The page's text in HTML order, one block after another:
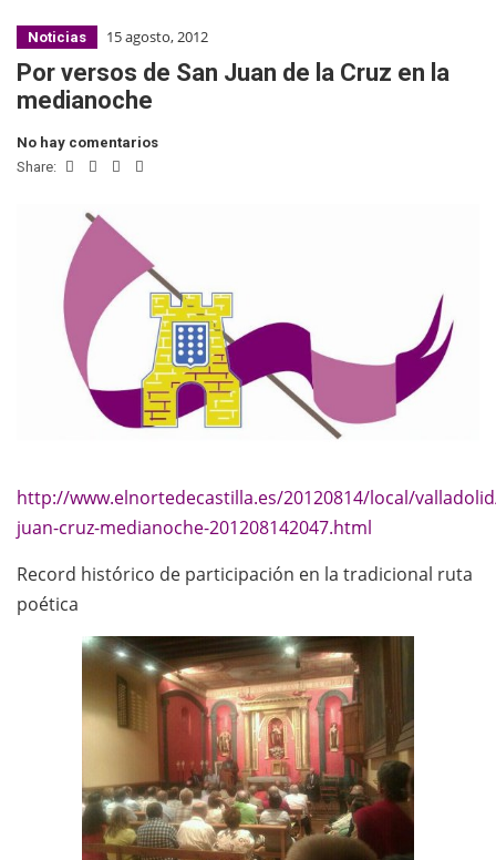
Noticias 15 agosto, 2012
Por versos de San Juan de la Cruz en la
medianoche
No hay comentarios
Share:
http://www.elnortedecastilla.es/20120814/local/
juan-cruz-medianoche-201208142047.html
Record histórico de participación en la tradicional ruta
poética